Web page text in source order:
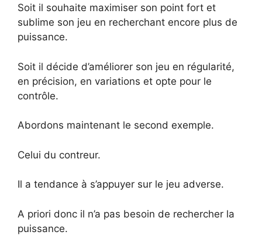
Soit il souhaite maximiser son point fort et
sublime son jeu en recherchant encore plus de
puissance.
Soit il décide d’améliorer son jeu en régularité,
en précision, en variations et opte pour le
contrôle.
Abordons maintenant le second exemple.
Celui du contreur.
Il a tendance à s’appuyer sur le jeu adverse.
A priori donc il n’a pas besoin de rechercher la
puissance.